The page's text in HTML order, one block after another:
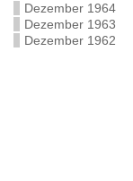
Dezember 1964
Dezember 1963
Dezember 1962